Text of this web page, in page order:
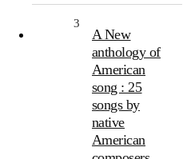
3
A New
anthology of
American
song : 25
songs by
native
American